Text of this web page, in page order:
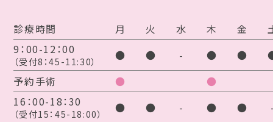
2025.04.10
ゴールデンウィーク休みのコンタクトレンズ
発注についてのお知らせ
《4/25（金）～4/28（月）に注文をご希望される方》
診療時間 月 火 水 木 金
9：00-12：00
（受付8：45-11:30） ● ● - ● ●
予約手術
●
●
16：00-18：30
（受付15：45-18:00） ● ● - ● ●